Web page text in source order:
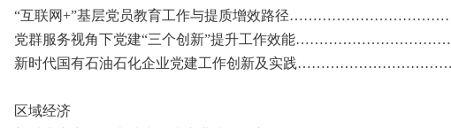
“互联网+”基层党员教育工作与提质增效路径
党群服务视角下党建“三个创新”提升工作效能
新时代国有石油石化企业党建工作创新及实践
区域经济